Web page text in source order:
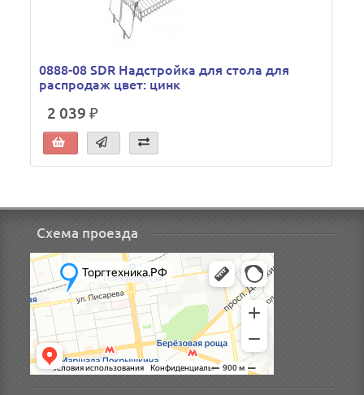
0888-08 SDR Надстройка для стола для
распродаж цвет: цинк
2 039 ₽
Схема проезда